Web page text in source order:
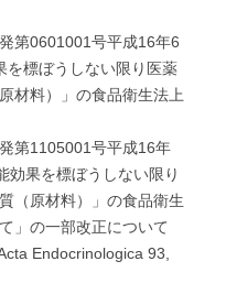
第0601001号平成16年6
を標ぼうしない限り医薬
材料）」の食品衛生法上
第1105001号平成16年
効果を標ぼうしない限り
（原材料）」の食品衛生
」の一部改正について
Endocrinologica 93,